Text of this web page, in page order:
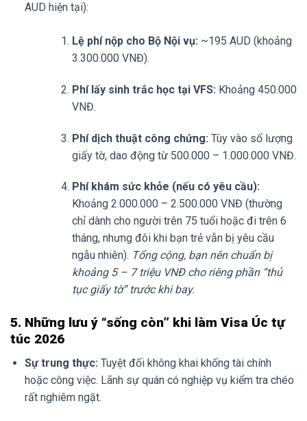
AUD hiện tại):
Lệ phí nộp cho Bộ Nội vụ: ~195 AUD (khoảng
3.300.000 VNĐ).
Phí lấy sinh trắc học tại VFS: Khoảng 450.000
VNĐ.
Phí dịch thuật công chứng: Tùy vào số lượng
giấy tờ, dao động từ 500.000 – 1.000.000 VNĐ.
Phí khám sức khỏe (nếu có yêu cầu):
Khoảng 2.000.000 – 2.500.000 VNĐ (thường
chỉ dành cho người trên 75 tuổi hoặc đi trên 6
tháng, nhưng đôi khi bạn trẻ vẫn bị yêu cầu
ngẫu nhiên). Tổng cộng, bạn nên chuẩn bị
khoảng 5 – 7 triệu VNĐ cho riêng phần “thủ
tục giấy tờ” trước khi bay.
5. Những lưu ý “sống còn” khi làm Visa Úc tự
túc 2026
Sự trung thực: Tuyệt đối không khai khống tài chính
hoặc công việc. Lãnh sự quán có nghiệp vụ kiểm tra chéo
rất nghiêm ngặt.